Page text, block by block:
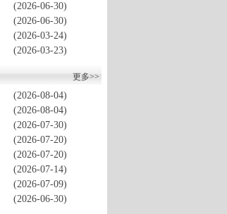
(2026-06-30)
(2026-06-30)
(2026-03-24)
(2026-03-23)
更多>>
(2026-08-04)
(2026-08-04)
(2026-07-30)
(2026-07-20)
(2026-07-20)
(2026-07-14)
(2026-07-09)
(2026-06-30)